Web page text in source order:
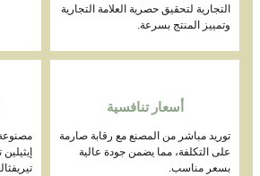
التجارية لتحقيق حصرية العلامة التجارية
وتمييز المنتج بسرعة.
أسعار تنافسية
توريد مباشر من المصنع مع رقابة صارمة
على التكلفة، مما يضمن جودة عالية
بسعر مناسب.
مصنوعة من
إيثيلين